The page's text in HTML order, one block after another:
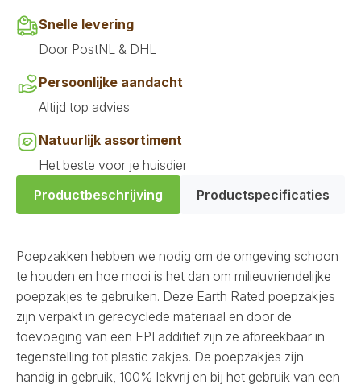
Snelle levering
Door PostNL & DHL
Persoonlijke aandacht
Altijd top advies
Natuurlijk assortiment
Het beste voor je huisdier
Productbeschrijving
Productspecificaties
Poepzakken hebben we nodig om de omgeving schoon
te houden en hoe mooi is het dan om milieuvriendelijke
poepzakjes te gebruiken. Deze Earth Rated poepzakjes
zijn verpakt in gerecyclede materiaal en door de
toevoeging van een EPI additief zijn ze afbreekbaar in
tegenstelling tot plastic zakjes. De poepzakjes zijn
handig in gebruik, 100% lekvrij en bij het gebruik van een